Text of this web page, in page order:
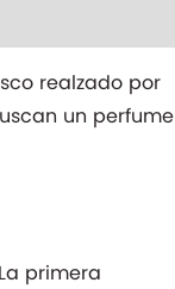
realzado por
un perfume
primera